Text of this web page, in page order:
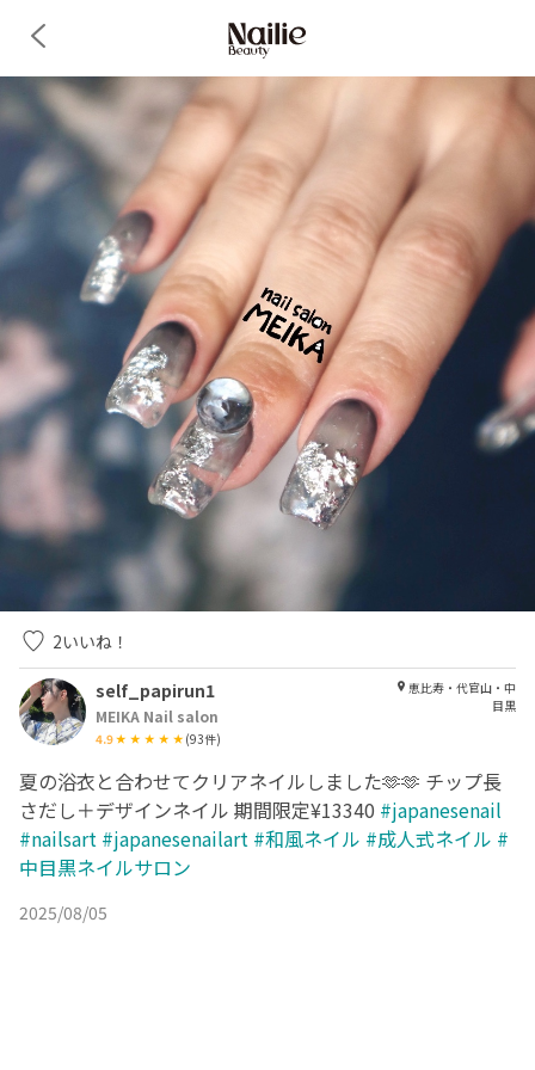
2いいね！
self_papirun1
MEIKA Nail salon
4.9 (93件)
恵比寿・代官山・中
目黒
夏の浴衣と合わせてクリアネイルしました🫶🫶 チップ長
さだし＋デザインネイル 期間限定¥13340 #japanesenail
#nailsart #japanesenailart #和風ネイル #成人式ネイル #
中目黒ネイルサロン
2025/08/05